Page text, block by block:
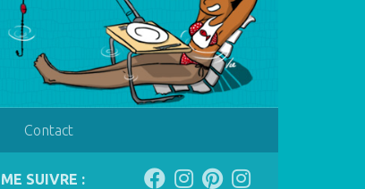
Contact
ME SUIVRE :